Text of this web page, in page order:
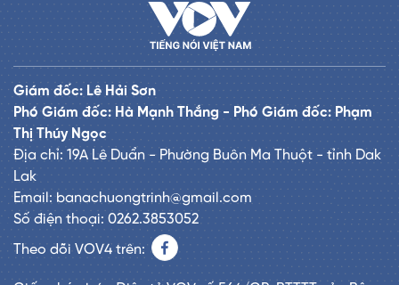
Giám đốc: Lê Hải Sơn
Phó Giám đốc: Hà Mạnh Thắng - Phó Giám đốc: Phạm
Thị Thúy Ngọc
Địa chỉ: 19A Lê Duẩn - Phường Buôn Ma Thuột - tỉnh Dak
Lak
Email: banachuongtrinh@gmail.com
Số điện thoại: 0262.3853052
Theo dõi VOV4 trên: